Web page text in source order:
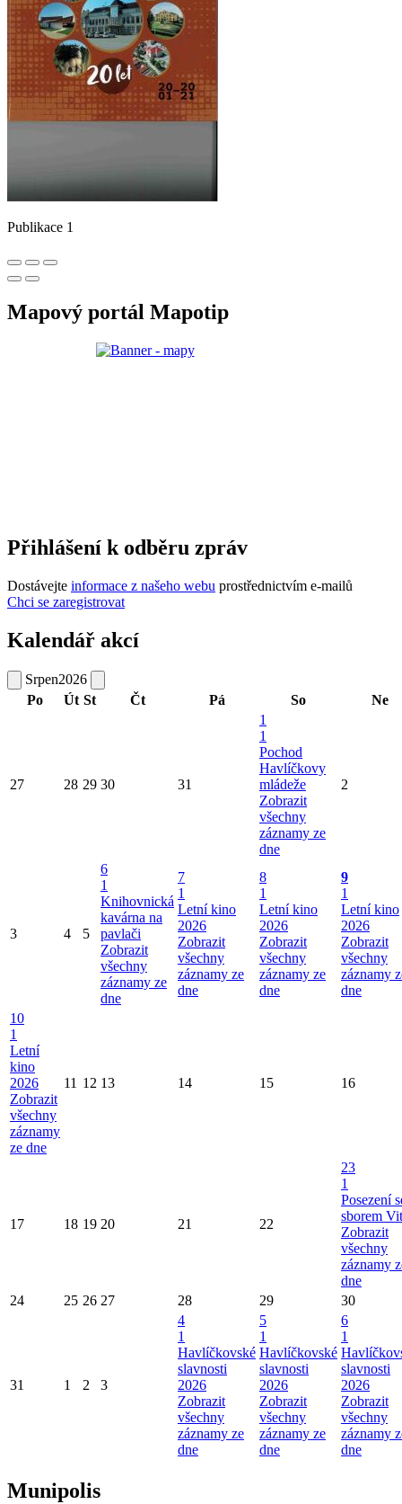
Publikace 1
Mapový portál Mapotip
Přihlášení k odběru zpráv
Dostávejte informace z našeho webu prostřednictvím e-mailů
Chci se zaregistrovat
Kalendář akcí
Srpen2026
Po
Út St Čt Pá So Ne
27 28 29 30 31
1
1
Pochod
Havlíčkovy
mládeže
Zobrazit
všechny
záznamy ze
dne
2
3 4 5
6
1
Knihovnická
kavárna na
pavlači
Zobrazit
všechny
záznamy ze
dne
7
1
Letní kino
2026
Zobrazit
všechny
záznamy ze
dne
8
1
Letní kino
2026
Zobrazit
všechny
záznamy ze
dne
9
1
Letní kino
2026
Zobrazit
všechny
záznamy
dne
10
1
Letní
kino
2026
Zobrazit
všechny
záznamy
ze dne
11 12 13 14 15 16
17 18 19 20 21 22
23
1
Posezení
sborem
Zobrazit
všechny
záznamy
dne
24
25 26 27 28 29 30
31 1 2 3
4
1
Havlíčkovské
slavnosti
2026
Zobrazit
všechny
záznamy ze
dne
5
1
Havlíčkovské
slavnosti
2026
Zobrazit
všechny
záznamy ze
dne
6
1
slavnosti
2026
Zobrazit
všechny
záznamy
dne
Munipolis